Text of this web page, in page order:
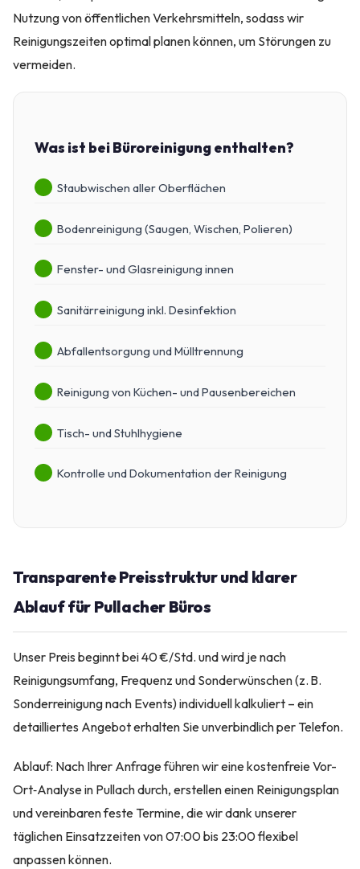
Nutzung von öffentlichen Verkehrsmitteln, sodass wir
Reinigungszeiten optimal planen können, um Störungen zu
vermeiden.
Was ist bei Büroreinigung enthalten?
Staubwischen aller Oberflächen
Bodenreinigung (Saugen, Wischen, Polieren)
Fenster- und Glasreinigung innen
Sanitärreinigung inkl. Desinfektion
Abfallentsorgung und Mülltrennung
Reinigung von Küchen- und Pausenbereichen
Tisch- und Stuhlhygiene
Kontrolle und Dokumentation der Reinigung
Transparente Preisstruktur und klarer
Ablauf für Pullacher Büros
Unser Preis beginnt bei 40 €/Std. und wird je nach
Reinigungsumfang, Frequenz und Sonderwünschen (z. B.
Sonderreinigung nach Events) individuell kalkuliert – ein
detailliertes Angebot erhalten Sie unverbindlich per Telefon.
Ablauf: Nach Ihrer Anfrage führen wir eine kostenfreie Vor-
Ort‑Analyse in Pullach durch, erstellen einen Reinigungsplan
und vereinbaren feste Termine, die wir dank unserer
täglichen Einsatzzeiten von 07:00 bis 23:00 flexibel
anpassen können.